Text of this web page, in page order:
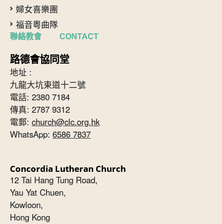
婦女喜樂團
福音粵曲隊
聯絡教會 CONTACT
路德會協同堂
地址 :
九龍大坑東道十二號
電話: 2380 7184
傳真: 2787 9312
電郵: church@clc.org.hk
WhatsApp: 6586 7837
Concordia Lutheran Church
12 Tai Hang Tung Road,
Yau Yat Chuen,
Kowloon,
Hong Kong